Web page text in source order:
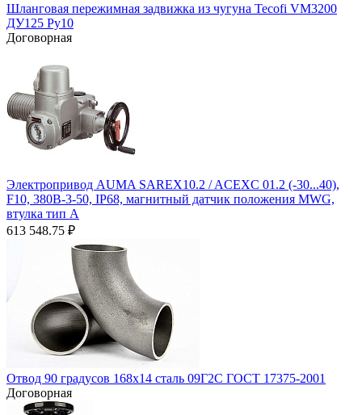
Шланговая пережимная задвижка из чугуна Tecofi VM3200
ДУ125 Ру10
Договорная
Электропривод AUMA SAREX10.2 / ACEXC 01.2 (-30...40),
F10, 380B-3-50, IP68, магнитный датчик положения MWG,
втулка тип А
613 548.75 ₽
Отвод 90 градусов 168х14 сталь 09Г2С ГОСТ 17375-2001
Договорная